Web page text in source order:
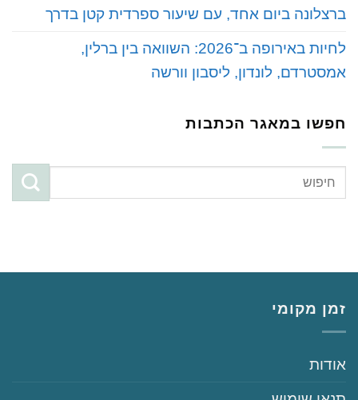
‏ברצלונה ביום אחד, עם שיעור ספרדית קטן בדרך
‏לחיות באירופה ב־2026: השוואה בין ברלין,
אמסטרדם, לונדון, ליסבון וורשה
חפשו במאגר הכתבות
זמן מקומי
‏‏אודות